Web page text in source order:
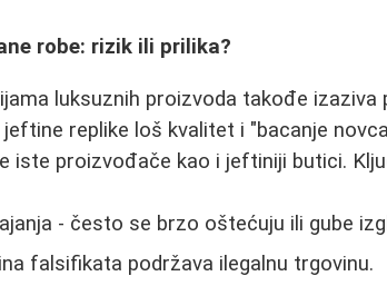
robe: rizik ili prilika?
luksuznih proizvoda takođe izaziva
replike loš kvalitet i "bacanje
iste proizvođače kao i jeftiniji butici.
- često se brzo oštećuju ili gube
falsifikata podržava ilegalnu trgovinu.